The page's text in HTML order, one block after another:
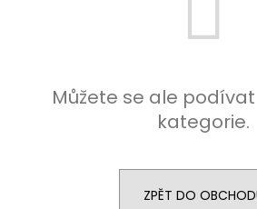
Můžete se ale
kategorie.
ZPĚT DO